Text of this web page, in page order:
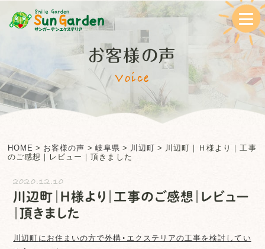
お客様の声
Voice
HOME > お客様の声 > 岐阜県 > 川辺町 > 川辺町｜Ｈ様より｜工事
のご感想｜レビュー｜頂きました
2020.12.10
川辺町｜Ｈ様より｜工事のご感想｜レビュー
｜頂きました
川辺町にお住まいの方で外構・エクステリアの工事を検討してい